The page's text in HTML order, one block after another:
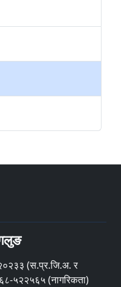
(स.प्र.जि.अ. र
५२२५६५ (नागरिकता)